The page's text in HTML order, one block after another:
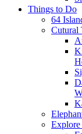
Things to Do
64
Cutural
Explore